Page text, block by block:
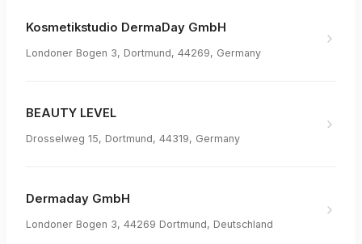
Kosmetikstudio DermaDay GmbH
Londoner Bogen 3, Dortmund, 44269, Germany
BEAUTY LEVEL
Drosselweg 15, Dortmund, 44319, Germany
Dermaday GmbH
Londoner Bogen 3, 44269 Dortmund, Deutschland